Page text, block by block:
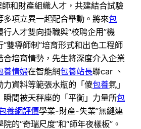
和財產組織人才，共建結合試驗
多項立異一起配合舉動。將來包
行人才雙向掛職與“校聘企用”機
雙導師制”培育形式和出色工程師
合培育情勢，先生將深度介入企業
養情婦在智能網包養站長聯car 、
力資料等範張水瓶的「傻包養氣」
瞬間被天秤座的「平衡」力量所包
養網評價學業-財產-失業”無縫連
的“奇瑞尺度”和“師年夜樣板”。